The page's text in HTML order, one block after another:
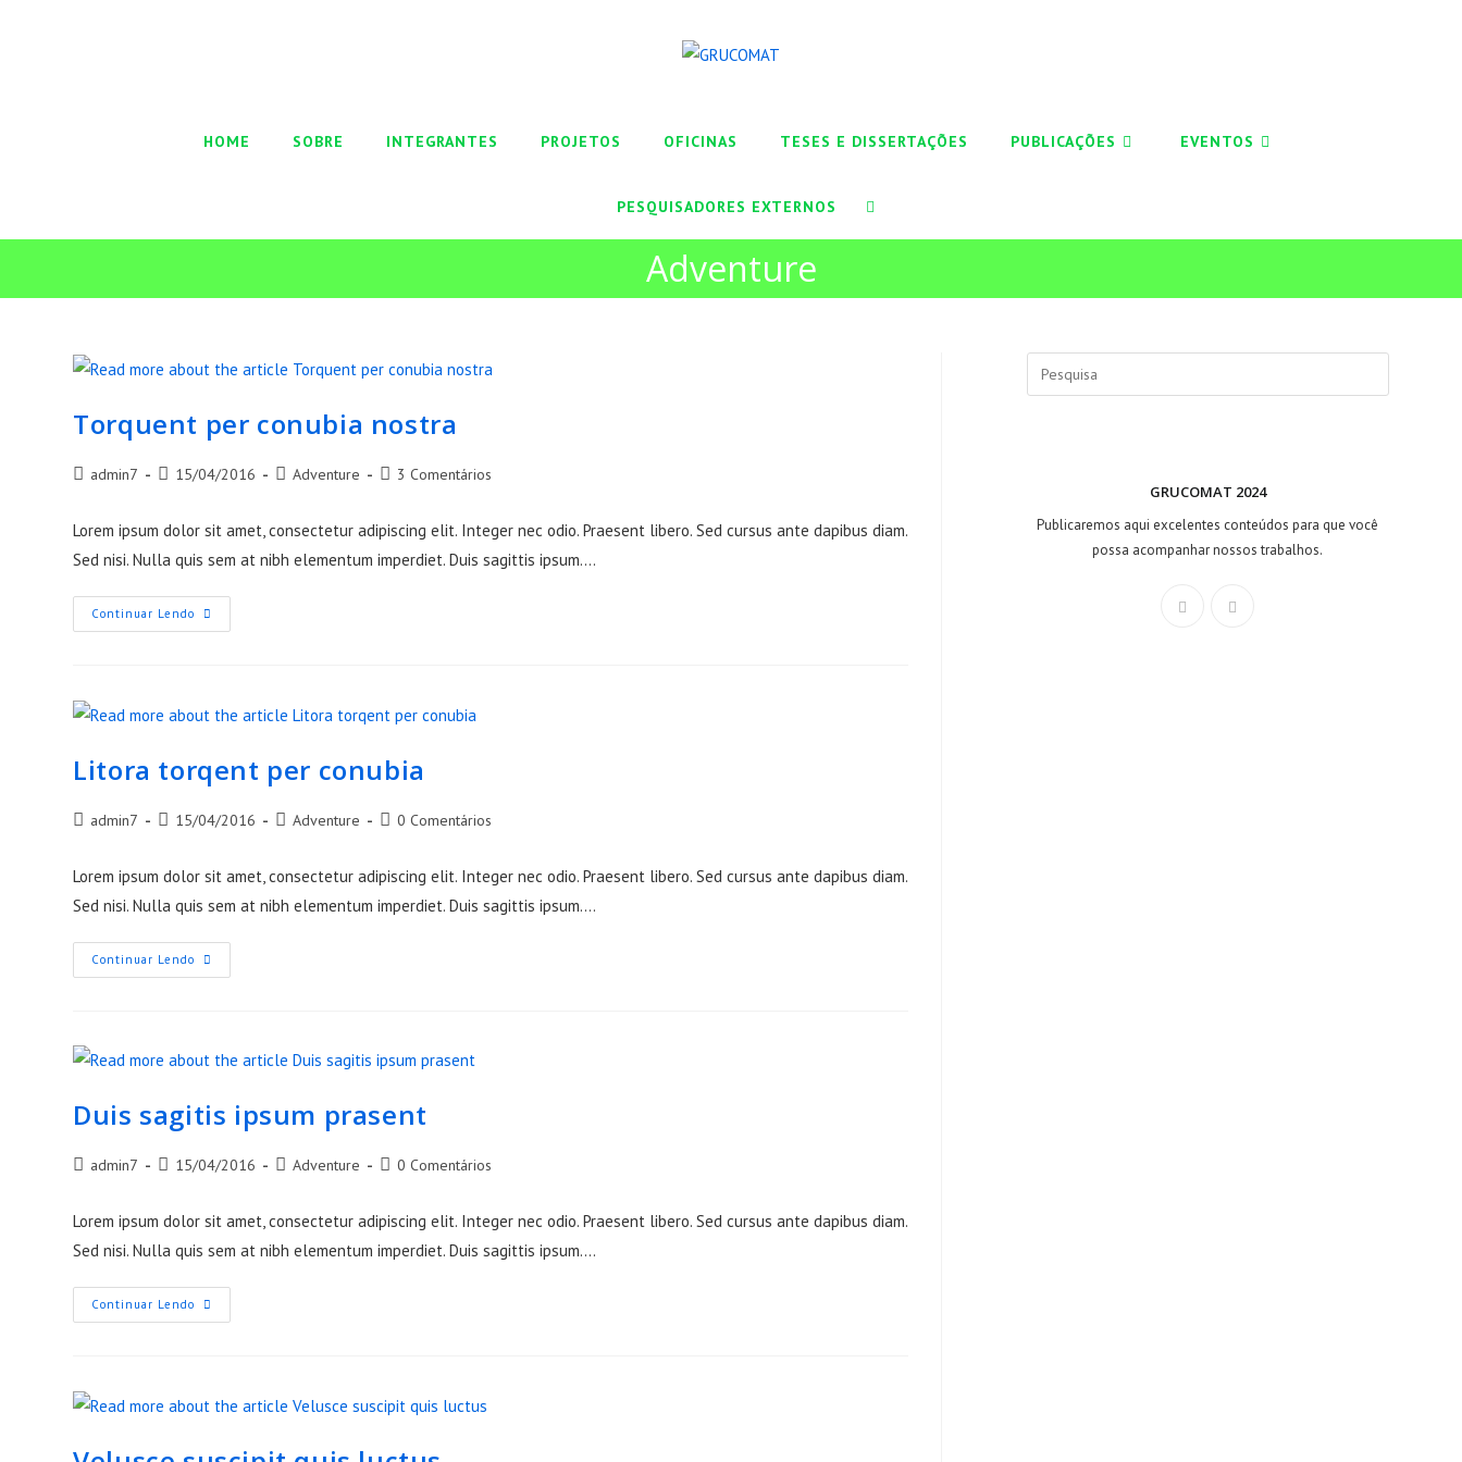
HOME SOBRE INTEGRANTES PROJETOS OFICINAS TESES E DISSERTAÇÕES PUBLICAÇÕES EVENTOS
PESQUISADORES EXTERNOS
Adventure
Torquent per conubia nostra
Postadmin7
Post15/04/2016
PostAdventure
Post3 Comentários
Lorem ipsum dolor sit amet, consectetur adipiscing elit. Integer nec odio. Praesent libero. Sed cursus ante dapibus diam.
Sed nisi. Nulla quis sem at nibh elementum imperdiet. Duis sagittis ipsum.…
Continuar Lendo Torquent
Per
Litora torqent per conubia
Postadmin7
Post15/04/2016
PostAdventure
Post0 Comentários
Lorem ipsum dolor sit amet, consectetur adipiscing elit. Integer nec odio. Praesent libero. Sed cursus ante dapibus diam.
Sed nisi. Nulla quis sem at nibh elementum imperdiet. Duis sagittis ipsum.…
Continuar Lendo Litora
Torqent
Duis sagitis ipsum prasent
Postadmin7
Post15/04/2016
PostAdventure
Post0 Comentários
Lorem ipsum dolor sit amet, consectetur adipiscing elit. Integer nec odio. Praesent libero. Sed cursus ante dapibus diam.
Sed nisi. Nulla quis sem at nibh elementum imperdiet. Duis sagittis ipsum.…
Continuar Lendo Duis
Sagitis
Search
this
GRUCOMAT 2024
Publicaremos aqui excelentes conteúdos para que você
possa acompanhar nossos trabalhos.